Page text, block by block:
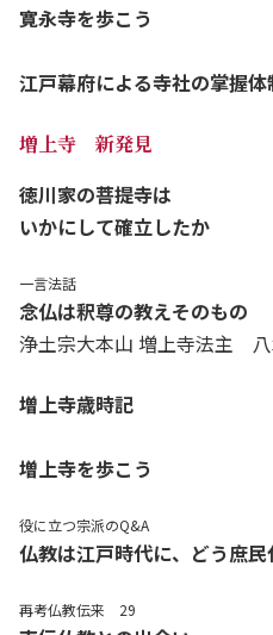
寛永寺を歩こう
江戸幕府による寺社の掌握体
増上寺 新発見
徳川家の菩提寺は
いかにして確立したか
一言法話
念仏は釈尊の教えそのもの
浄土宗大本山 増上寺法主
増上寺歳時記
増上寺を歩こう
役に立つ宗派のQ&A
仏教は江戸時代に、どう庶
再考仏教伝来 29